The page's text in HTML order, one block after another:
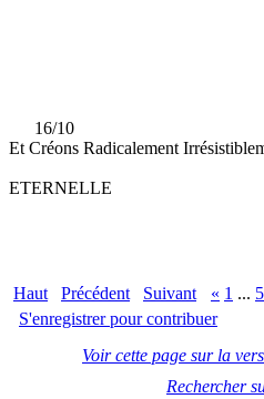
16/10
Et Créons Radicalement
ETERNELLE
Haut Précédent Suivant « 1 ...
S'enregistrer pour contribuer
Voir cette page sur la
Rechercher